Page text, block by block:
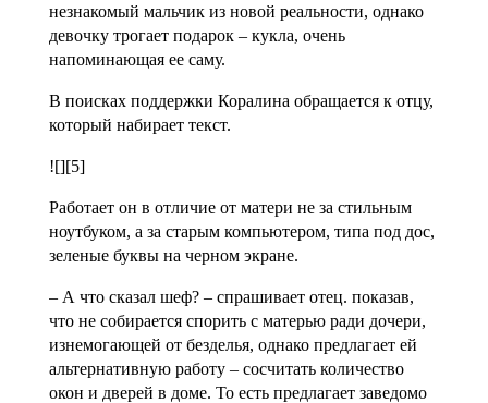
незнакомый мальчик из новой реальности, однако
девочку трогает подарок – кукла, очень
напоминающая ее саму.
В поисках поддержки Коралина обращается к отцу,
который набирает текст.
![][5]
Работает он в отличие от матери не за стильным
ноутбуком, а за старым компьютером, типа под дос,
зеленые буквы на черном экране.
– А что сказал шеф? – спрашивает отец. показав,
что не собирается спорить с матерью ради дочери,
изнемогающей от безделья, однако предлагает ей
альтернативную работу – сосчитать количество
окон и дверей в доме. То есть предлагает заведомо